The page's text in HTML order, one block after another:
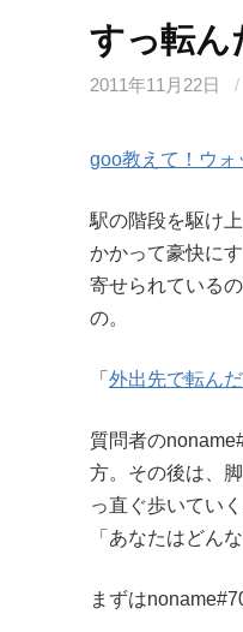
すっ転ん
2011年11月22日 /
goo教えて！ウォ
駅の階段を駆け
かかって豪快に
寄せられている
の。
「 外出先で転ん
質問者の
方。その後は、
っ直ぐ歩いてい
「あなたはどん
まずは